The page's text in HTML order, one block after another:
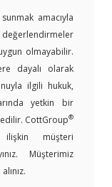
amacıyla
olmayabilir.
dayalı olarak
ilgili hukuk,
yetkin bir
CottGroup®
ilişkin müşteri
Müşterimiz